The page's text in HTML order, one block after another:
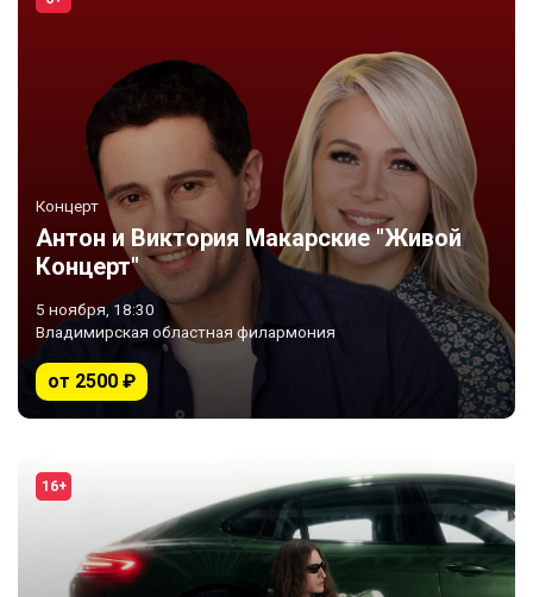
Концерт
Антон и Виктория Макарские "Живой
Концерт"
5 ноября, 18:30
Владимирская областная филармония
от 2500 ₽
16+